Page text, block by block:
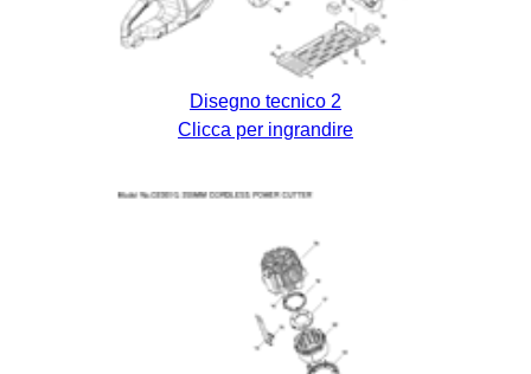
Disegno tecnico 2
Clicca per ingrandire